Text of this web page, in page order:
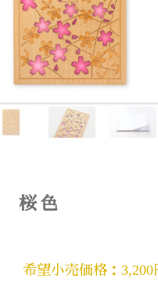
桜色
希望小売価格：3,200